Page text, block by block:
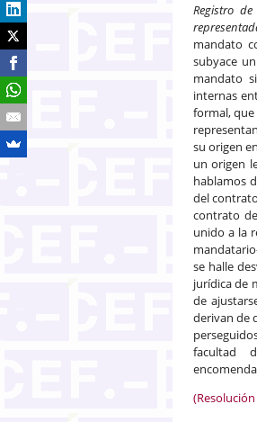
Registro
mandato
subyace
mandato
internas
formal,
su origen
un origen
hablamos
del
contrato
unido a la
se halle
jurídica de
de
derivan de
facultad